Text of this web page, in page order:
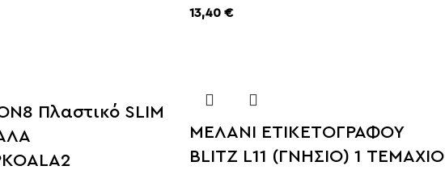
13,40 €
Πλαστικό SLIM
ΜΕΛΑΝΙ ΕΤΙΚΕΤΟΓΡΑΦΟΥ
BLITZ L11 (ΓΝΗΣΙΟ) 1 ΤΕΜΑΧΙΟ